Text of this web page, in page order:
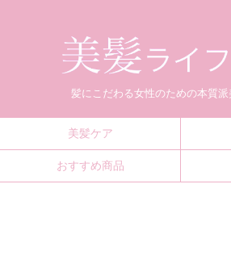
髪にこだわる女性のための本質
美髪ケア
おすすめ商品